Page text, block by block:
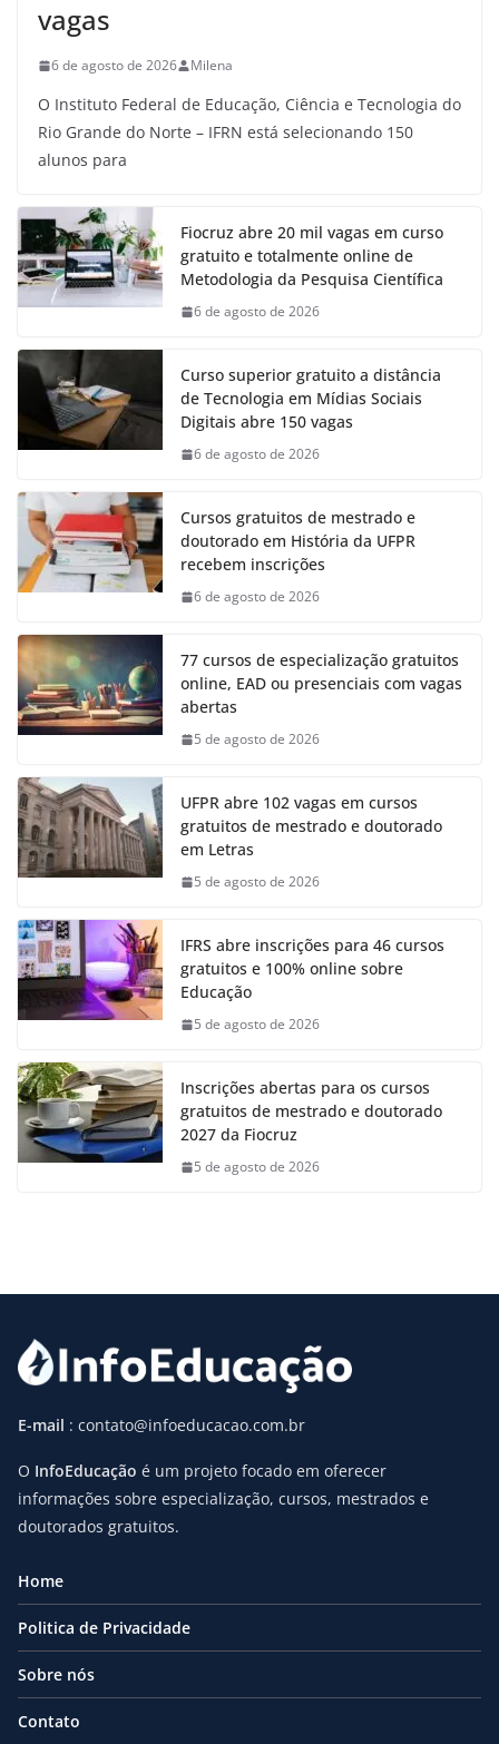
vagas
6 de agosto de 2026 Milena
O Instituto Federal de Educação, Ciência e Tecnologia do
Rio Grande do Norte – IFRN está selecionando 150
alunos para
Fiocruz abre 20 mil vagas em curso
gratuito e totalmente online de
Metodologia da Pesquisa Científica
6 de agosto de 2026
Curso superior gratuito a distância
de Tecnologia em Mídias Sociais
Digitais abre 150 vagas
6 de agosto de 2026
Cursos gratuitos de mestrado e
doutorado em História da UFPR
recebem inscrições
6 de agosto de 2026
77 cursos de especialização gratuitos
online, EAD ou presenciais com vagas
abertas
5 de agosto de 2026
UFPR abre 102 vagas em cursos
gratuitos de mestrado e doutorado
em Letras
5 de agosto de 2026
IFRS abre inscrições para 46 cursos
gratuitos e 100% online sobre
Educação
5 de agosto de 2026
Inscrições abertas para os cursos
gratuitos de mestrado e doutorado
2027 da Fiocruz
5 de agosto de 2026
E-mail : contato@infoeducacao.com.br
O InfoEducação é um projeto focado em oferecer
informações sobre especialização, cursos, mestrados e
doutorados gratuitos.
Home
Politica de Privacidade
Sobre nós
Contato